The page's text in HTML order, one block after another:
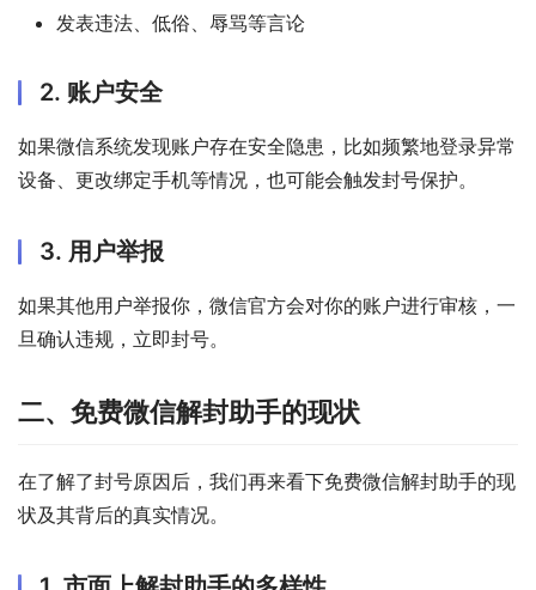
发表违法、低俗、辱骂等言论
2. 账户安全
如果微信系统发现账户存在安全隐患，比如频繁地登录异常
设备、更改绑定手机等情况，也可能会触发封号保护。
3. 用户举报
如果其他用户举报你，微信官方会对你的账户进行审核，一
旦确认违规，立即封号。
二、免费微信解封助手的现状
在了解了封号原因后，我们再来看下免费微信解封助手的现
状及其背后的真实情况。